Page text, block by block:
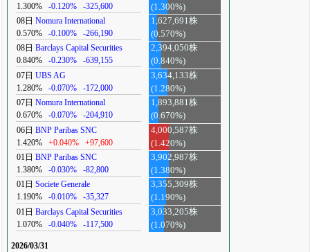
1.300% -0.120% -325,600
(1.300%)
08日 Nomura International
0.570%
-0.100% -266,190
1,627,691株
(0.570%)
08日 Barclays Capital Securities
0.840%
-0.230% -639,155
2,394,050株
(0.840%)
07日 UBS AG
1.280%
-0.070% -172,000
3,634,133株
(1.280%)
07日 Nomura International
0.670%
-0.070% -204,910
1,893,881株
(0.670%)
06日 BNP Paribas SNC
1.420%
+0.040% +97,600
4,000,587株
(1.420%)
01日 BNP Paribas SNC
1.380%
-0.030% -82,800
3,902,987株
(1.380%)
01日 Societe Generale
1.190%
-0.010% -35,327
3,355,309株
(1.190%)
01日 Barclays Capital Securities
1.070%
-0.040% -117,500
3,033,205株
(1.070%)
2026/03/31